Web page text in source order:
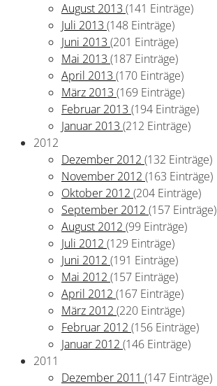
August 2013 (141 Einträge)
Juli 2013 (148 Einträge)
Juni 2013 (201 Einträge)
Mai 2013 (187 Einträge)
April 2013 (170 Einträge)
März 2013 (169 Einträge)
Februar 2013 (194 Einträge)
Januar 2013 (212 Einträge)
2012
Dezember 2012 (132 Einträge)
November 2012 (163 Einträge)
Oktober 2012 (204 Einträge)
September 2012 (157 Einträge)
August 2012 (99 Einträge)
Juli 2012 (129 Einträge)
Juni 2012 (191 Einträge)
Mai 2012 (157 Einträge)
April 2012 (167 Einträge)
März 2012 (220 Einträge)
Februar 2012 (156 Einträge)
Januar 2012 (146 Einträge)
2011
Dezember 2011 (147 Einträge)